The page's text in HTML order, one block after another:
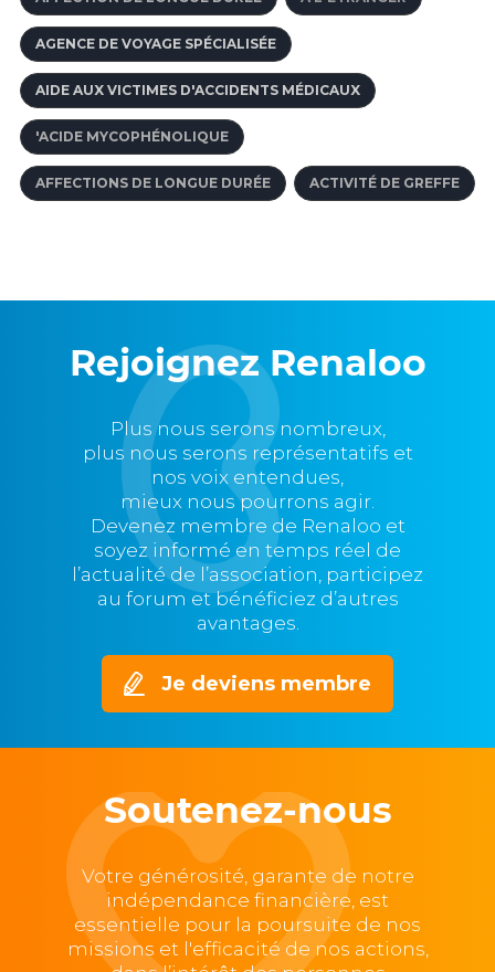
AGENCE DE VOYAGE SPÉCIALISÉE
AIDE AUX VICTIMES D'ACCIDENTS MÉDICAUX
'ACIDE MYCOPHÉNOLIQUE
AFFECTIONS DE LONGUE DURÉE ACTIVITÉ DE GREFFE
Rejoignez Renaloo
Plus nous serons nombreux,
plus nous serons représentatifs et
nos voix entendues,
mieux nous pourrons agir.
Devenez membre de Renaloo et
soyez informé en temps réel de
l’actualité de l’association, participez
au forum et bénéficiez d’autres
avantages.
Je deviens membre
Soutenez-nous
Votre générosité, garante de notre
indépendance financière, est
essentielle pour la poursuite de nos
missions et l'efficacité de nos actions,